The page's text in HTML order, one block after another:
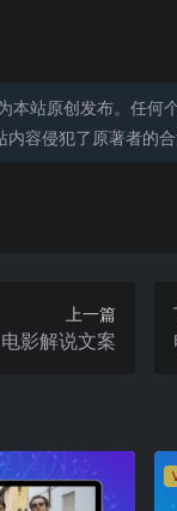
本站原创发布。任
容侵犯了原著者的
上一篇
影解说文案